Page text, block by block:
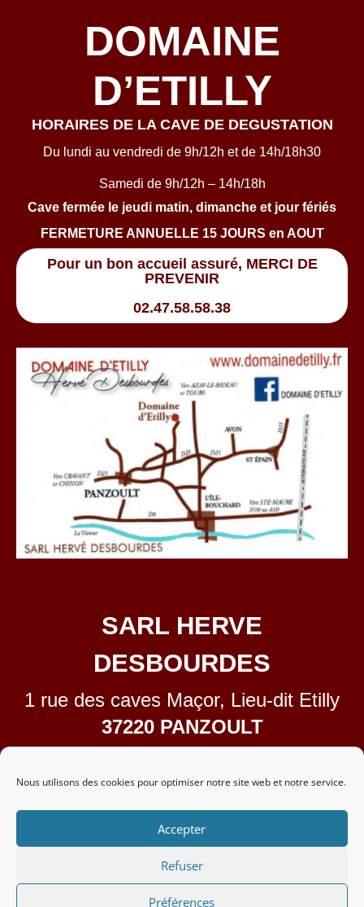
Nous utilisons des cookies pour optimiser notre site web et notre service.
Accepter
Refuser
Préférences
DOMAINE
D’ETILLY
HORAIRES DE LA CAVE DE DEGUSTATION
Du lundi au vendredi de 9h/12h et de 14h/18h30
Samedi de 9h/12h – 14h/18h
Cave fermée le jeudi matin, dimanche et jour fériés
FERMETURE ANNUELLE 15 JOURS en AOUT
Pour un bon accueil assuré, MERCI DE
PREVENIR
02.47.58.58.38
SARL HERVE
DESBOURDES
1 rue des caves Maçor, Lieu-dit Etilly
37220 PANZOULT
02.47.58.58.38
contact@domainedetilly.fr
L’abus d’alcoolest
dangereux pour la santé, à
consommer avec modération